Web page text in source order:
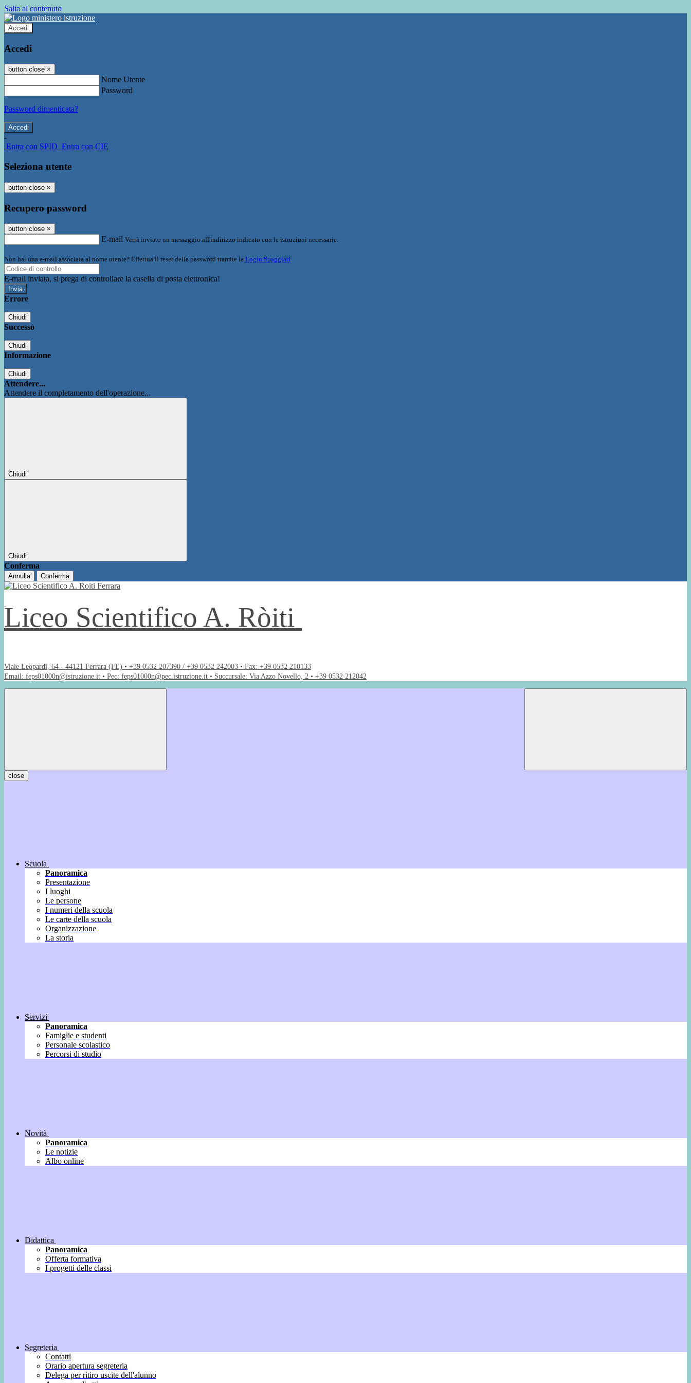
Salta al contenuto
Accedi
Accedi
button close ×
Nome Utente
Password
Password dimenticata?
-
Entra con SPID Entra con CIE
Seleziona utente
button close ×
Recupero password
button close ×
E-mail Verrà inviato un messaggio all'indirizzo indicato con le istruzioni necessarie.
Non hai una e-mail associata al nome utente? Effettua il reset della password tramite la Login Spaggiari
E-mail inviata, si prega di controllare la casella di posta elettronica!
Errore
Chiudi
Successo
Chiudi
Informazione
Chiudi
Attendere...
Attendere il completamento dell'operazione...
Chiudi
Chiudi
Conferma
Annulla Conferma
Liceo Scientifico A. Ròiti
Viale Leopardi, 64 - 44121 Ferrara (FE) • +39 0532 207390 / +39 0532 242003 • Fax: +39 0532 210133
Email: feps01000n@istruzione.it • Pec: feps01000n@pec.istruzione.it • Succursale: Via Azzo Novello, 2 • +39 0532 212042
close
Scuola
Panoramica
Presentazione
I luoghi
Le persone
I numeri della scuola
Le carte della scuola
Organizzazione
La storia
Servizi
Panoramica
Famiglie e studenti
Personale scolastico
Percorsi di studio
Novità
Panoramica
Le notizie
Albo online
Didattica
Panoramica
Offerta formativa
I progetti delle classi
Segreteria
Contatti
Orario apertura segreteria
Delega per ritiro uscite dell'alunno